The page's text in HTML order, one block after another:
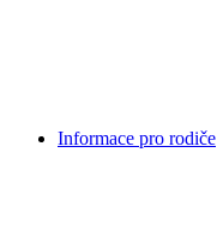
Informace pro rodiče